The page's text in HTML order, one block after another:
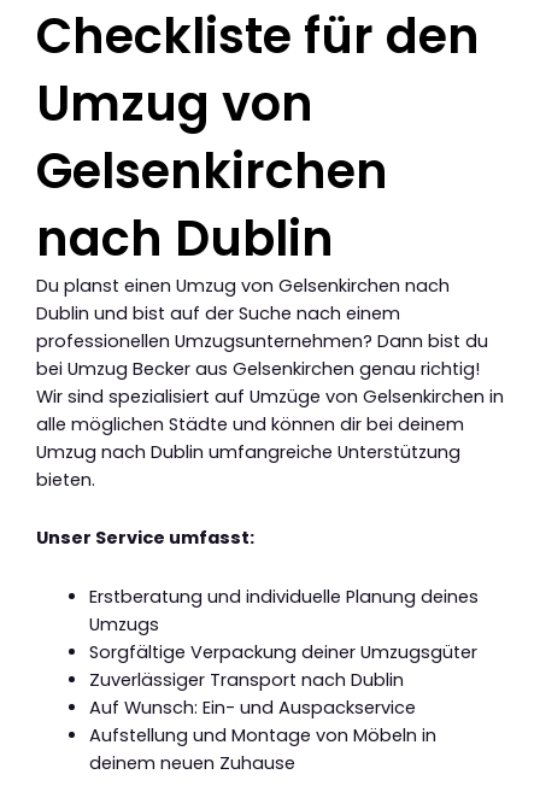
Checkliste für den
Umzug von
Gelsenkirchen
nach Dublin
Du planst einen Umzug von Gelsenkirchen nach
Dublin und bist auf der Suche nach einem
professionellen Umzugsunternehmen? Dann bist du
bei Umzug Becker aus Gelsenkirchen genau richtig!
Wir sind spezialisiert auf Umzüge von Gelsenkirchen in
alle möglichen Städte und können dir bei deinem
Umzug nach Dublin umfangreiche Unterstützung
bieten.
Unser Service umfasst:
Erstberatung und individuelle Planung deines
Umzugs
Sorgfältige Verpackung deiner Umzugsgüter
Zuverlässiger Transport nach Dublin
Auf Wunsch: Ein- und Auspackservice
Aufstellung und Montage von Möbeln in
deinem neuen Zuhause